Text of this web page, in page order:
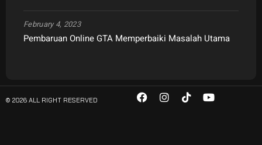
Pembaruan Online GTA Memperbaiki Masalah Utama
February 4, 2023
© 2026 ALL RIGHT RESERVED